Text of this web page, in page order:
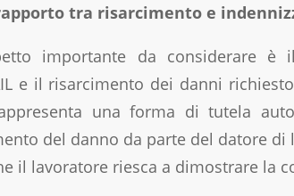
tra risarcimento e
importante da considerare è
e il risarcimento dei danni
una forma di tutela
del danno da parte del datore
il lavoratore riesca a dimostrare la